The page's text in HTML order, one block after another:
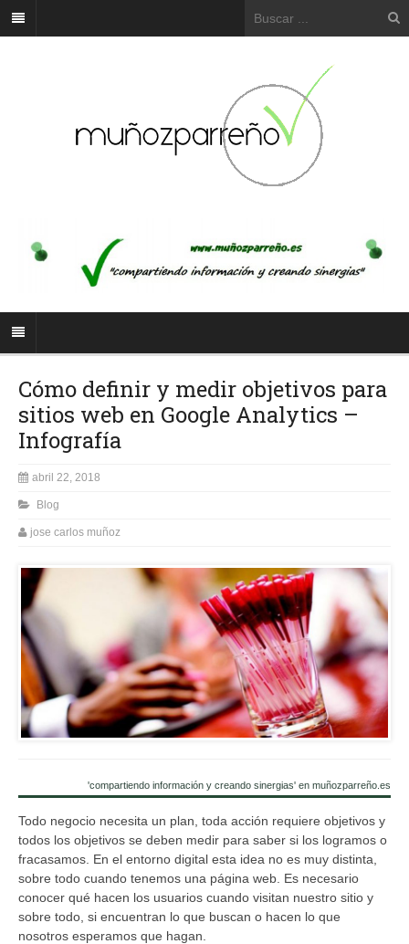
Cómo definir y medir objetivos para
sitios web en Google Analytics –
Infografía
abril 22, 2018
Blog
jose carlos muñoz
'compartiendo información y creando sinergias' en muñozparreño.es
Todo negocio necesita un plan, toda acción requiere objetivos y
todos los objetivos se deben medir para saber si los logramos o
fracasamos. En el entorno digital esta idea no es muy distinta,
sobre todo cuando tenemos una página web. Es necesario
conocer qué hacen los usuarios cuando visitan nuestro sitio y
sobre todo, si encuentran lo que buscan o hacen lo que
nosotros esperamos que hagan.